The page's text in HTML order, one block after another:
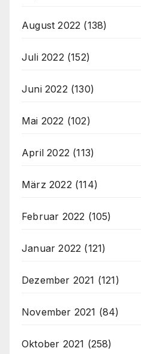
August 2022 (138)
Juli 2022 (152)
Juni 2022 (130)
Mai 2022 (102)
April 2022 (113)
März 2022 (114)
Februar 2022 (105)
Januar 2022 (121)
Dezember 2021 (121)
November 2021 (84)
Oktober 2021 (258)